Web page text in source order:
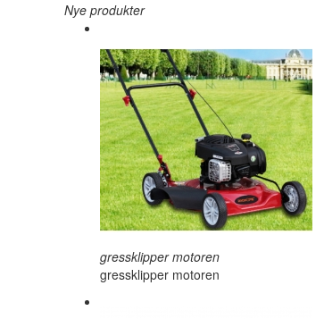
Nye produkter
gressklipper motoren
gressklipper motoren